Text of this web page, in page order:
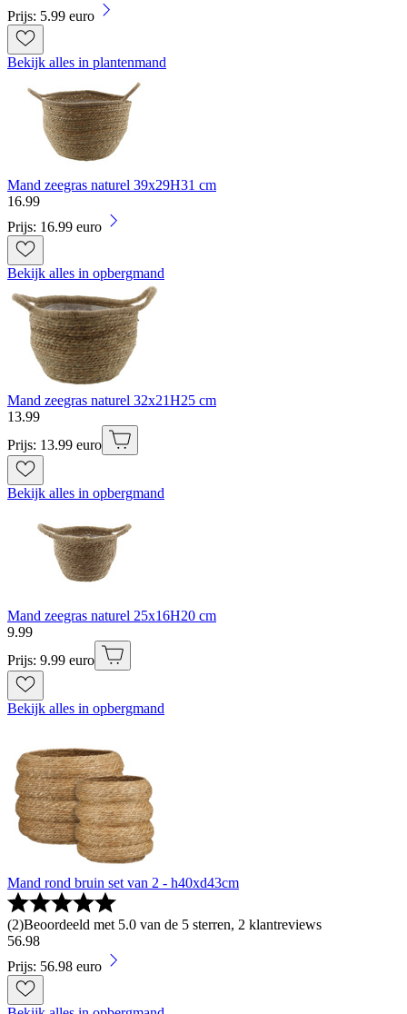
Prijs: 5.99 euro
Bekijk alles in plantenmand
Mand zeegras naturel 39x29H31 cm
16.99
Prijs: 16.99 euro
Bekijk alles in opbergmand
Mand zeegras naturel 32x21H25 cm
13.99
Prijs: 13.99 euro
Bekijk alles in opbergmand
Mand zeegras naturel 25x16H20 cm
9.99
Prijs: 9.99 euro
Bekijk alles in opbergmand
Mand rond bruin set van 2 - h40xd43cm
(2)Beoordeeld met 5.0 van de 5 sterren, 2 klantreviews
56.98
Prijs: 56.98 euro